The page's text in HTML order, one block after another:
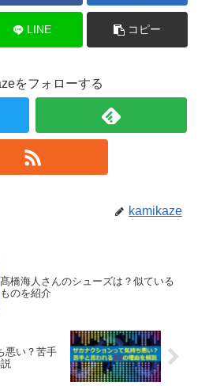
LINE コピー
をフォローする
kamikaze
髙橋海人さんのシューズは？似ている
ものを紹介
悪い？苦手